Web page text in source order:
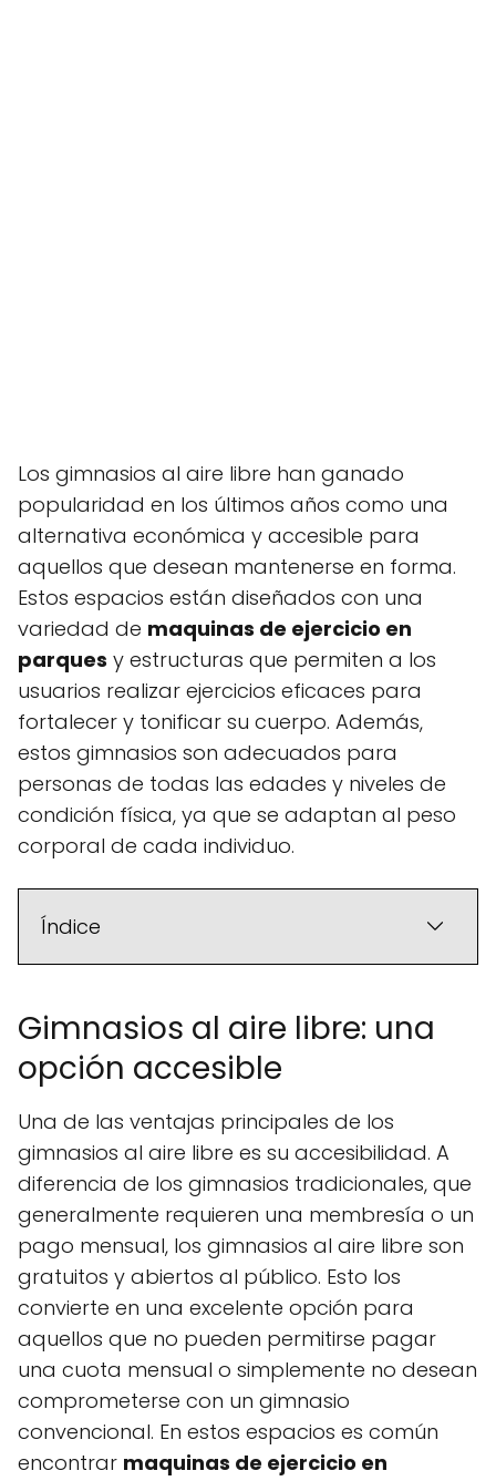
Los gimnasios al aire libre han ganado
popularidad en los últimos años como una
alternativa económica y accesible para
aquellos que desean mantenerse en forma.
Estos espacios están diseñados con una
variedad de maquinas de ejercicio en
parques y estructuras que permiten a los
usuarios realizar ejercicios eficaces para
fortalecer y tonificar su cuerpo. Además,
estos gimnasios son adecuados para
personas de todas las edades y niveles de
condición física, ya que se adaptan al peso
corporal de cada individuo.
Índice
Gimnasios al aire libre: una
opción accesible
Una de las ventajas principales de los
gimnasios al aire libre es su accesibilidad. A
diferencia de los gimnasios tradicionales, que
generalmente requieren una membresía o un
pago mensual, los gimnasios al aire libre son
gratuitos y abiertos al público. Esto los
convierte en una excelente opción para
aquellos que no pueden permitirse pagar
una cuota mensual o simplemente no desean
comprometerse con un gimnasio
convencional. En estos espacios es común
encontrar maquinas de ejercicio en